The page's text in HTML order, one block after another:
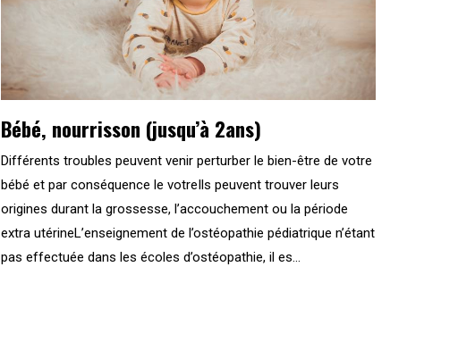
Bébé, nourrisson (jusqu’à 2ans)
Différents troubles peuvent venir perturber le bien-être de votre
bébé et par conséquence le votreIls peuvent trouver leurs
origines durant la grossesse, l’accouchement ou la période
extra utérineL’enseignement de l’ostéopathie pédiatrique n’étant
pas effectuée dans les écoles d’ostéopathie, il es...